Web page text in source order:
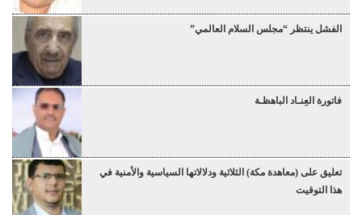
الفشل ينتظر “مجلس السلام العالمي”
فاتورة العِنـاد الباهظـة
تعليق على (معاهدة مكة) الثلاثية ودلالاتها السياسية والأمنية في
هذا التوقيت